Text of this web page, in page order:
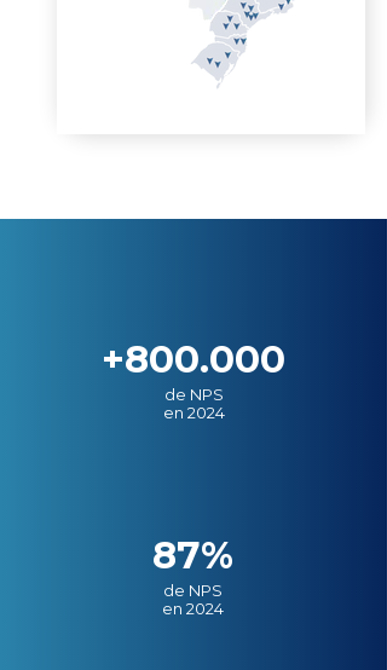
+800.000
de NPS
en 2024
87%
de NPS
en 2024